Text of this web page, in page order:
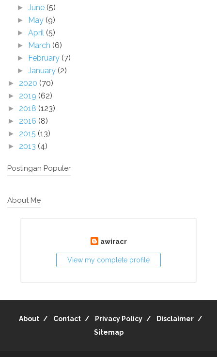
►June (5)
► May (9)
►April (5)
► March (6)
► February (7)
►January (2)
► 2020 (70)
► 2019 (62)
► 2018 (123)
► 2016 (8)
► 2015 (13)
► 2013 (4)
Postingan Populer
About Me
awiracr
View my complete profile
About Contact Privacy Policy
Disclaimer
Sitemap